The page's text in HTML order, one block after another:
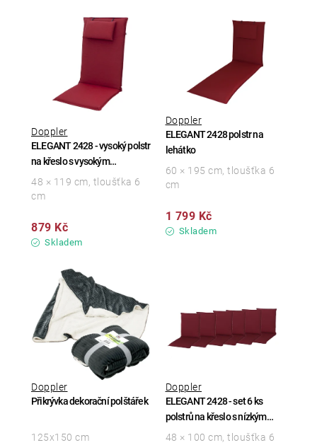
ELEGANT 2428 - vysoký polstr
na křeslo s vysokým
opěradlem
Doppler
Skladem
879 Kč
48 × 119 cm, tloušťka 6
cm
ELEGANT 2428 polstr na
lehátko
Doppler
Skladem
1 799 Kč
60 × 195 cm, tloušťka 6
cm
Přikrývka dekorační polštářek
Doppler
125x150 cm
ELEGANT 2428 - set 6 ks
polstrů na křeslo s nízkým
opěradlem
Doppler
48 × 100 cm, tloušťka 6